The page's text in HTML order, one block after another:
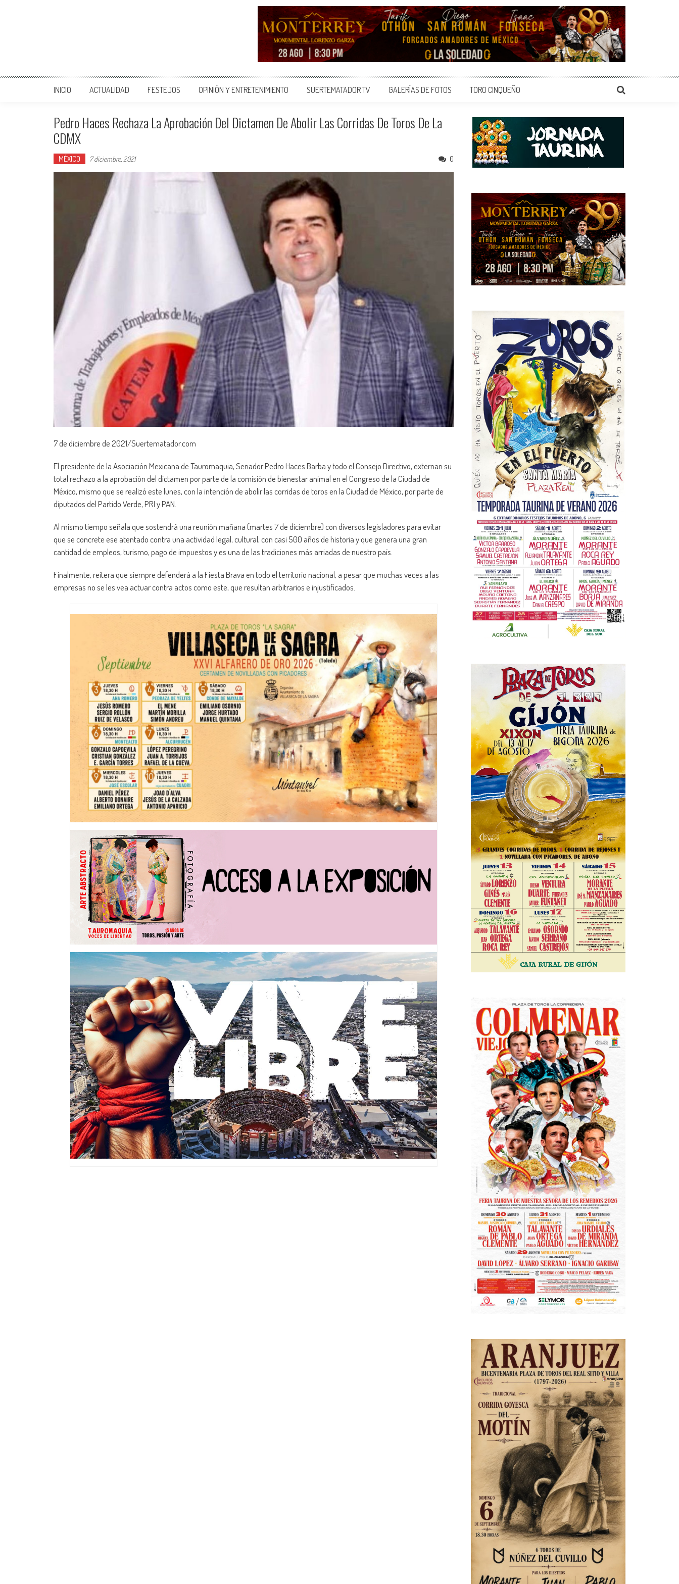
INICIO ACTUALIDAD FESTEJOS OPINIÓN Y ENTRETENIMIENTO SUERTEMATADOR TV GALERÍAS DE FOTOS TORO CINQUEÑO
Pedro Haces Rechaza La Aprobación Del Dictamen De Abolir Las Corridas De Toros De La
CDMX
MÉXICO 7 diciembre, 2021 0
7 de diciembre de 2021/Suertematador.com
El presidente de la Asociación Mexicana de Tauromaquia, Senador Pedro Haces Barba y todo el Consejo Directivo, externan su
total rechazo a la aprobación del dictamen por parte de la comisión de bienestar animal en el Congreso de la Ciudad de
México, mismo que se realizó este lunes, con la intención de abolir las corridas de toros en la Ciudad de México, por parte de
diputados del Partido Verde, PRI y PAN.
Al mismo tiempo señala que sostendrá una reunión mañana (martes 7 de diciembre) con diversos legisladores para evitar
que se concrete ese atentado contra una actividad legal, cultural, con casi 500 años de historia y que genera una gran
cantidad de empleos, turismo, pago de impuestos y es una de las tradiciones más arriadas de nuestro país.
Finalmente, reitera que siempre defenderá a la Fiesta Brava en todo el territorio nacional, a pesar que muchas veces a las
empresas no se les vea actuar contra actos como este, que resultan arbitrarios e injustificados.